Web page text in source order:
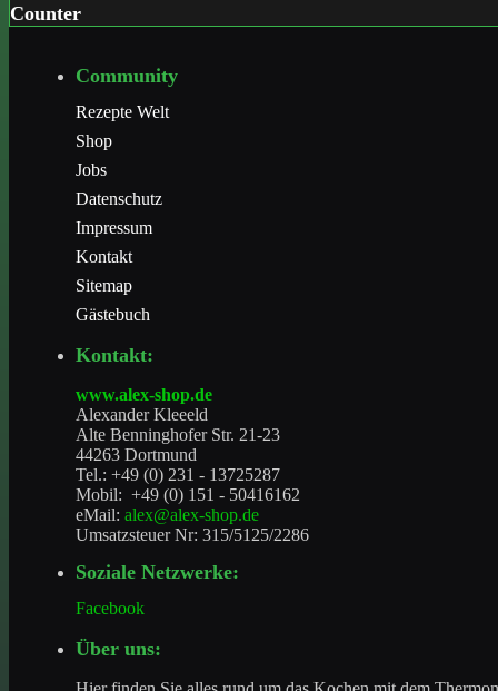
Counter
Community
Rezepte Welt
Shop
Jobs
Datenschutz
Impressum
Kontakt
Sitemap
Gästebuch
Kontakt:
www.alex-shop.de
Alexander Kleeeld
Alte Benninghofer Str. 21-23
44263 Dortmund
Tel.: +49 (0) 231 - 13725287
Mobil: +49 (0) 151 - 50416162
eMail: alex@alex-shop.de
Umsatzsteuer Nr: 315/5125/2286
Soziale Netzwerke:
Facebook
Über uns: